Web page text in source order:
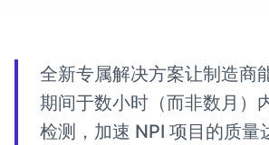
全新专属解决方案让制造商
期间于数小时（而非数月）
检测，加速 NPI 项目的质量